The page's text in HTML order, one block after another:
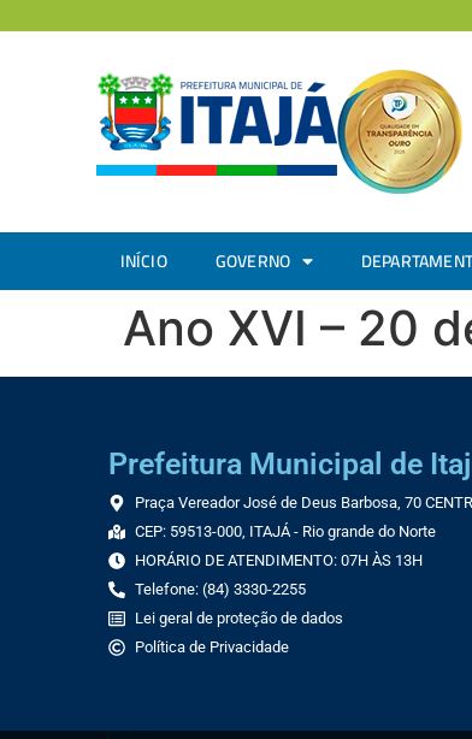
INÍCIO GOVERNO
Ano XVI – 20
Prefeitura Municipal de
Praça Vereador José de Deus Barbosa, 70
CEP: 59513-000, ITAJÁ - Rio grande do Norte
HORÁRIO DE ATENDIMENTO: 07H ÀS 13H
Telefone: (84) 3330-2255
Lei geral de proteção de dados
Política de Privacidade